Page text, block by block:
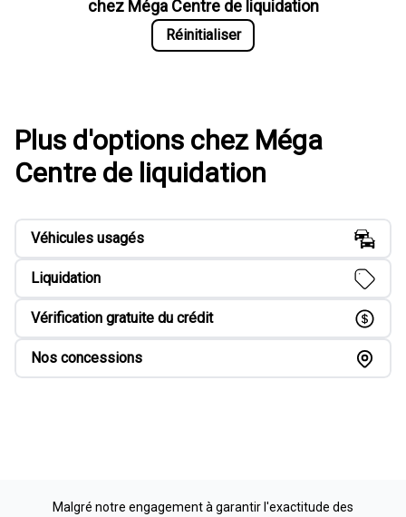
chez Méga Centre de liquidation
Réinitialiser
Plus d'options chez Méga
Centre de liquidation
Véhicules usagés
Liquidation
Vérification gratuite du crédit
Nos concessions
Malgré notre engagement à garantir l'exactitude des